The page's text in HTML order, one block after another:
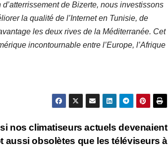
de Bizerte, nous investissons
la qualité de l’Internet en Tunisie, de
les deux rives de la Méditerranée. Cet
incontournable entre l’Europe, l’Afrique
nos climatiseurs actuels devenaient
aussi obsolètes que les téléviseurs à